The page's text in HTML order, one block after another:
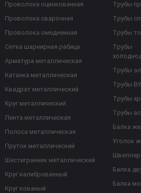
Проволока оцинкованная
Проволока сварочная
Проволока омедненная
Сетка шарнирная рабица
Арматура металлическая
Катанка металлическая
Квадрат металлический
Круг металлический
Лента металлическая
Полоса металлическая
Пруток металлический
Шестигранник металлический
Круг калиброванный
Круг кованый
Трубы
Трубы
Трубы
Трубы
Трубы
Трубы
Трубы
Трубы
Балка
Уголок
Швеллер
Балка
Балка